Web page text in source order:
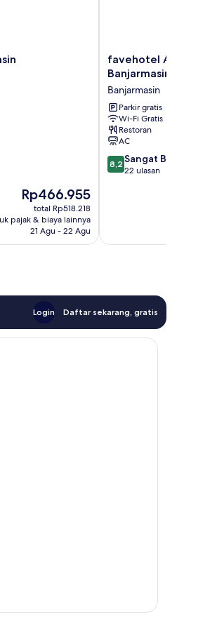
Harga
sekarang
Rp466.955
Rp466.955
total Rp518.218
pajak & biaya lainnya
21 Agu - 22 Agu
favehotel
Ahmad
Banjarmasin
Banjarmasin
favehotel Ahmad
Banjarmasin
Banjarmasin
Parkir gratis
Wi-Fi Gratis
Restoran
AC
8.2
dari
8,2 Sangat Baik
22 ulasan
Login Daftar sekarang, gratis